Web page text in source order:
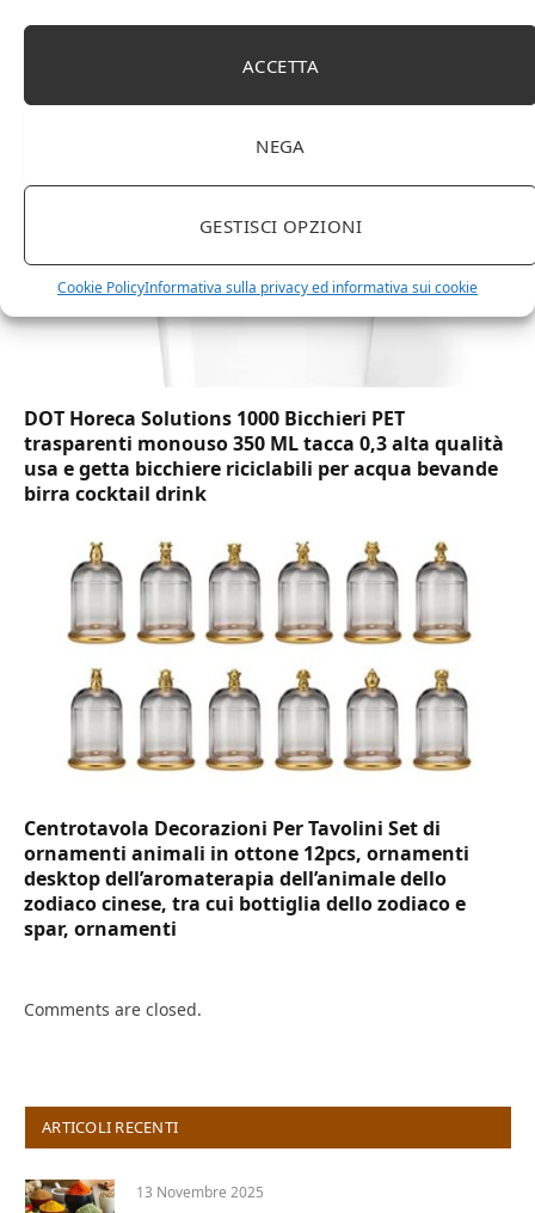
ACCETTA
NEGA
GESTISCI OPZIONI
Cookie PolicyInformativa sulla privacy ed informativa sui cookie
Amazon Basics Martin – Libreria, 35 x 114 x 78 cm
(Lu x La x A), effetto quercia(In precedenza
DOT Horeca Solutions 1000 Bicchieri PET
trasparenti monouso 350 ML tacca 0,3 alta qualità
usa e getta bicchiere riciclabili per acqua bevande
birra cocktail drink
Centrotavola Decorazioni Per Tavolini Set di
ornamenti animali in ottone 12pcs, ornamenti
desktop dell’aromaterapia dell’animale dello
zodiaco cinese, tra cui bottiglia dello zodiaco e
spar, ornamenti
Comments are closed.
ARTICOLI RECENTI
13 Novembre 2025